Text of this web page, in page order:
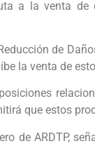
a la venta de
de
la venta de
que estos
de ARDTP,